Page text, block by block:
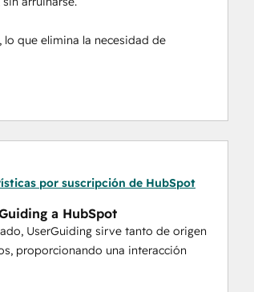
que elimina la necesidad de
por suscripción de HubSpot
a HubSpot
UserGuiding sirve tanto de origen
proporcionando una interacción